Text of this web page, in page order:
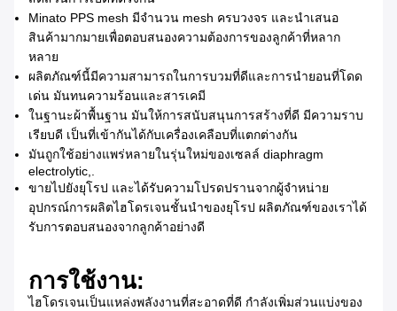
Minato PPS mesh มีจํานวน mesh ครบวงจร และนําเสนอ
สินค้ามากมายเพื่อตอบสนองความต้องการของลูกค้าที่หลาก
หลาย
ผลิตภัณฑ์นี้มีความสามารถในการบวมที่ดีและการนํายอนที่โดด
เด่น มันทนความร้อนและสารเคมี
ในฐานะผ้าพื้นฐาน มันให้การสนับสนุนการสร้างที่ดี มีความราบ
เรียบดี เป็นที่เข้ากันได้กับเครื่องเคลือบที่แตกต่างกัน
มันถูกใช้อย่างแพร่หลายในรุ่นใหม่ของเซลล์ diaphragm
electrolytic,.
ขายไปยังยุโรป และได้รับความโปรดปรานจากผู้จําหน่าย
อุปกรณ์การผลิตไฮโดรเจนชั้นนําของยุโรป ผลิตภัณฑ์ของเราได้
รับการตอบสนองจากลูกค้าอย่างดี
การใช้งาน:
ไฮโดรเจนเป็นแหล่งพลังงานที่สะอาดที่ดี กําลังเพิ่มส่วนแบ่งของ